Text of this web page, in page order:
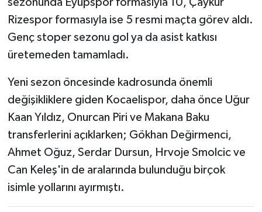
sezonunda Eyüpspor formasıyla 10, Çaykur
Rizespor formasıyla ise 5 resmi maçta görev aldı.
Genç stoper sezonu gol ya da asist katkısı
üretemeden tamamladı.
Yeni sezon öncesinde kadrosunda önemli
değişikliklere giden Kocaelispor, daha önce Uğur
Kaan Yıldız, Onurcan Piri ve Makana Baku
transferlerini açıklarken; Gökhan Değirmenci,
Ahmet Oğuz, Serdar Dursun, Hrvoje Smolcic ve
Can Keleş'in de aralarında bulunduğu birçok
isimle yollarını ayırmıştı.